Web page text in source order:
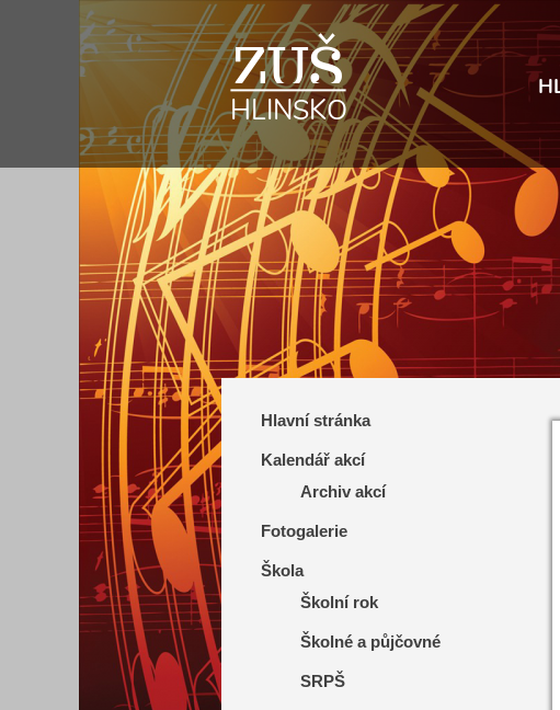
Hlavní stránka
Kalendář akcí
Archiv akcí
Fotogalerie
Škola
Školní rok
Školné a půjčovné
SRPŠ